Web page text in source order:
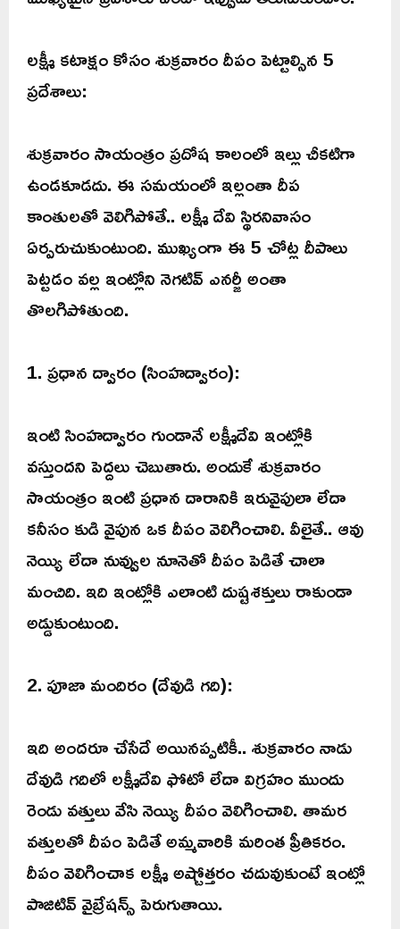
లక్ష్మీ కటాక్షం కోసం శుక్రవారం దీపం పెట్టాల్సిన 5
ప్రదేశాలు:
శుక్రవారం సాయంత్రం ప్రదోష కాలంలో ఇల్లు చీకటిగా
ఉండకూడదు. ఈ సమయంలో ఇల్లంతా దీప
కాంతులతో వెలిగిపోతే.. లక్ష్మీ దేవి స్థిరనివాసం
ఏర్పరుచుకుంటుంది. ముఖ్యంగా ఈ 5 చోట్ల దీపాలు
పెట్టడం వల్ల ఇంట్లోని నెగటివ్ ఎనర్జీ అంతా
తొలగిపోతుంది.
1. ప్రధాన ద్వారం (సింహద్వారం):
ఇంటి సింహద్వారం గుండానే లక్ష్మీదేవి ఇంట్లోకి
వస్తుందని పెద్దలు చెబుతారు. అందుకే శుక్రవారం
సాయంత్రం ఇంటి ప్రధాన దారానికి ఇరువైపులా లేదా
కనీసం కుడి వైపున ఒక దీపం వెలిగించాలి. వీలైతే.. ఆవు
నెయ్యి లేదా నువ్వుల నూనెతో దీపం పెడితే చాలా
మంచిది. ఇది ఇంట్లోకి ఎలాంటి దుష్టశక్తులు రాకుండా
అడ్డుకుంటుంది.
2. పూజా మందిరం (దేవుడి గది):
ఇది అందరూ చేసేదే అయినప్పటికీ.. శుక్రవారం నాడు
దేవుడి గదిలో లక్ష్మీదేవి ఫోటో లేదా విగ్రహం ముందు
రెండు వత్తులు వేసి నెయ్యి దీపం వెలిగించాలి. తామర
వత్తులతో దీపం పెడితే అమ్మవారికి మరింత ప్రీతికరం.
దీపం వెలిగించాక లక్ష్మీ అష్టోత్తరం చదువుకుంటే ఇంట్లో
పాజిటివ్ వైబ్రేషన్స్ పెరుగుతాయి.